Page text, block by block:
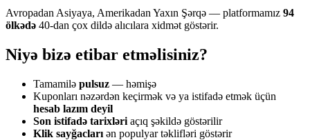
Avropadan Asiyaya, Amerikadan Yaxın Şərqə — platformamız 94
ölkədə 40-dan çox dildə alıcılara xidmət göstərir.
Niyə bizə etibar etməlisiniz?
Tamamilə pulsuz — həmişə
Kuponları nəzərdən keçirmək və ya istifadə etmək üçün
hesab lazım deyil
Son istifadə tarixləri açıq şəkildə göstərilir
Klik sayğacları ən populyar təklifləri göstərir